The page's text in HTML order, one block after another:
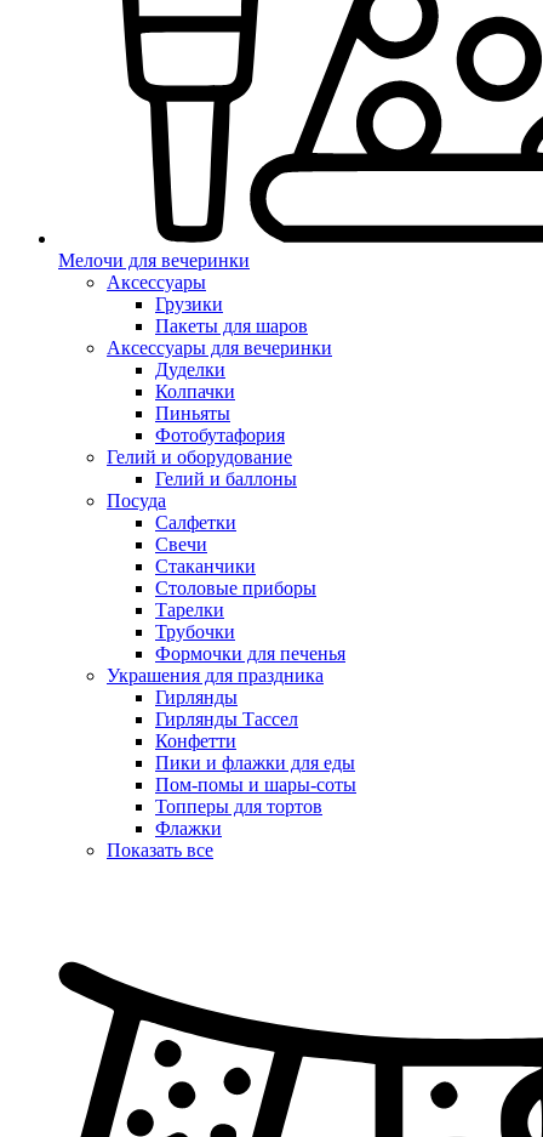
Мелочи для вечеринки
Аксессуары
Грузики
Пакеты для шаров
Аксессуары для вечеринки
Дуделки
Колпачки
Пиньяты
Фотобутафория
Гелий и оборудование
Гелий и баллоны
Посуда
Салфетки
Свечи
Стаканчики
Столовые приборы
Тарелки
Трубочки
Формочки для печенья
Украшения для праздника
Гирлянды
Гирлянды Тассел
Конфетти
Пики и флажки для еды
Пом-помы и шары-соты
Топперы для тортов
Флажки
Показать все